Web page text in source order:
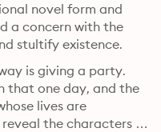
novel form and
a concern with the
stultify existence.
is giving a party.
that one day, and the
lives are
the characters of